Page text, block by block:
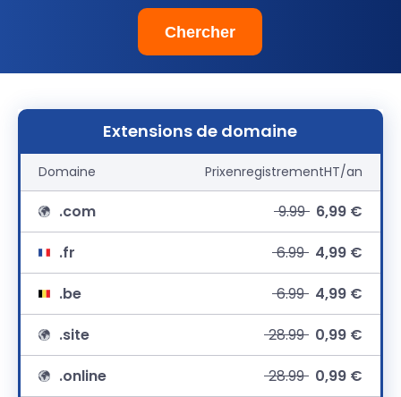
Extensions de domaine
Domaine PrixenregistrementHT/an
.com 9.99 6,99 €
.fr
6.99 4,99 €
.be
6.99 4,99 €
.site
28.99 0,99 €
.online
28.99 0,99 €